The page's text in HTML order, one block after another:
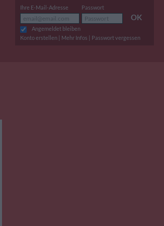
Ihre E-Mail-Adresse Passwort
OK
Angemeldet bleiben
Konto erstellen | Mehr Infos | Passwort vergessen